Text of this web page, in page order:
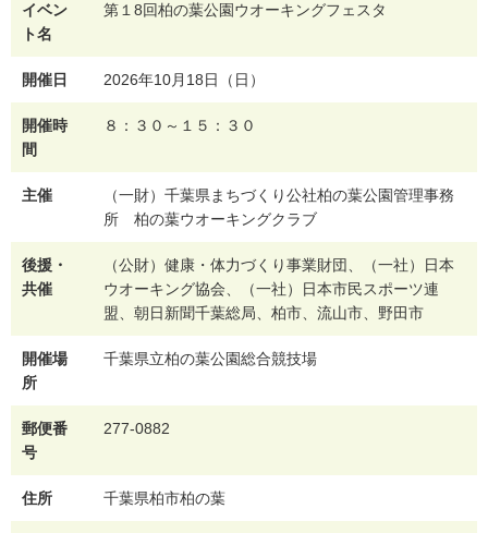
イベン
ト名
第１8回柏の葉公園ウオーキングフェスタ
開催日 2026年10月18日（日）
開催時
間
８：３０～１５：３０
主催
（一財）千葉県まちづくり公社柏の葉公園管理事務
所 柏の葉ウオーキングクラブ
後援・
共催
（公財）健康・体力づくり事業財団、（一社）日本
ウオーキング協会、（一社）日本市民スポーツ連
盟、朝日新聞千葉総局、柏市、流山市、野田市
開催場
所
千葉県立柏の葉公園総合競技場
郵便番
号
277-0882
住所 千葉県柏市柏の葉